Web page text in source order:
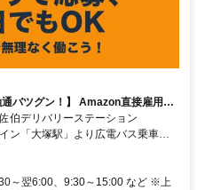
バツグン！】 Amazon直接雇用の
未経験OK◎服装・髪型・髪色自
伯デリバリーステーション
ン「大塚駅」より広電バス乗車、
ャトルバス運行なし ※自転車通勤
～翌6:00、9:30～15:00 など ※上